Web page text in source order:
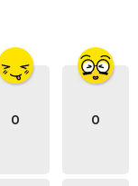
0 0